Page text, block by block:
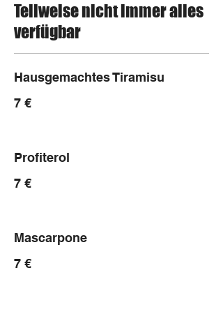
Teilweise nicht immer alles
verfügbar
Hausgemachtes Tiramisu
7 €
Profiterol
7 €
Mascarpone
7 €